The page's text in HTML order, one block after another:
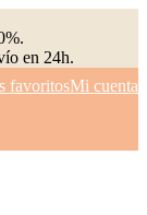
en 24h.
favoritosMi cuenta